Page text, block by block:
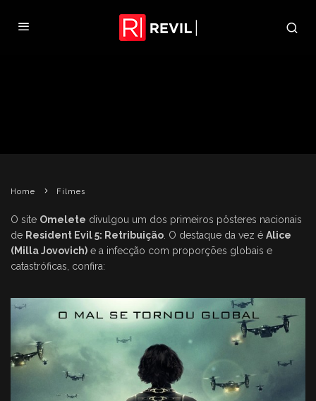
Home Filmes
O site Omelete divulgou um dos primeiros pôsteres nacionais
de Resident Evil 5: Retribuição . O destaque da vez é Alice
(Milla Jovovich) e a infecção com proporções globais e
catastróficas, confira: